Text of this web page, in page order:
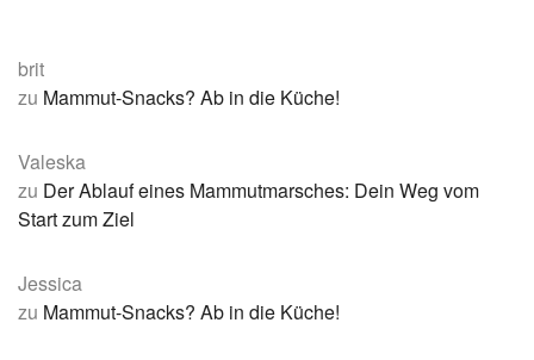
brit
zu Mammut-Snacks? Ab in die Küche!
Valeska
zu Der Ablauf eines Mammutmarsches: Dein Weg vom
Start zum Ziel
Jessica
zu Mammut-Snacks? Ab in die Küche!